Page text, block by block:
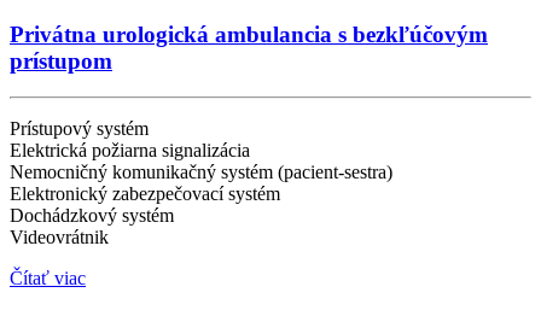
Privátna urologická ambulancia s bezkľúčovým
prístupom
Prístupový systém
Elektrická požiarna signalizácia
Nemocničný komunikačný systém (pacient-sestra)
Elektronický zabezpečovací systém
Dochádzkový systém
Videovrátnik
Čítať viac